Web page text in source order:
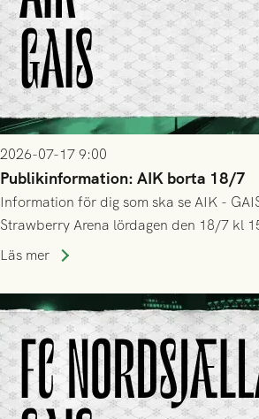
2026-07-17 9:00
Publikinformation: AIK borta 18/7
Information för dig som ska se AIK -
Strawberry Arena lördagen den 18/7 kl
Läs mer